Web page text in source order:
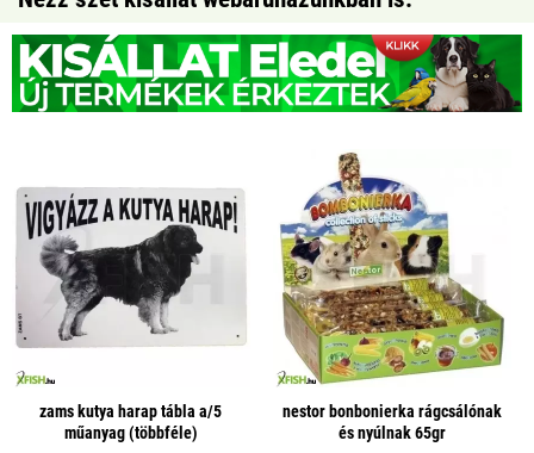
zams kutya harap tábla a/5
műanyag (többféle)
nestor bonbonierka rágcsálónak
és nyúlnak 65gr